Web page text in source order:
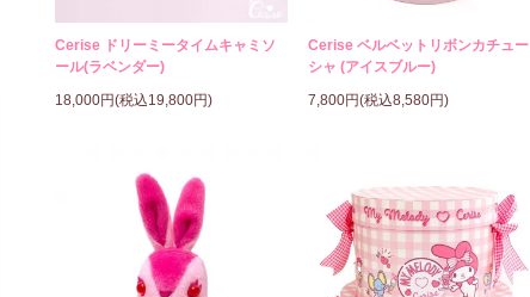
Cerise ドリーミータイムキャミソ
ール(ラベンダー)
18,000円(税込19,800円)
Cerise ベルベットリボンカチュー
シャ (アイスブルー)
7,800円(税込8,580円)